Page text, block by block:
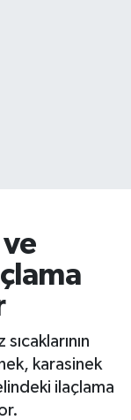
karasinek
ilaçlama